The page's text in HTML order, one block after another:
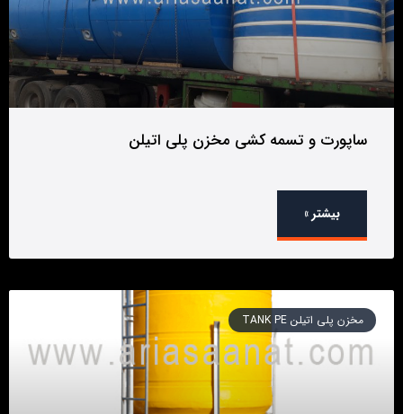
ساپورت و تسمه کشی مخزن پلی اتیلن
بیشتر »
مخزن پلی اتیلن TANK PE